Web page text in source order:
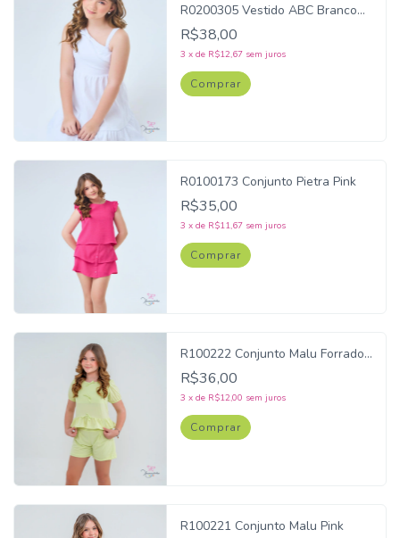
R0200305 Vestido ABC Branco
Forrado
R$38,00
3 x de R$12,67 sem juros
Comprar
R0100173 Conjunto Pietra Pink
R$35,00
3 x de R$11,67 sem juros
Comprar
R100222 Conjunto Malu Forrado
Verde
R$36,00
3 x de R$12,00 sem juros
Comprar
R100221 Conjunto Malu Pink